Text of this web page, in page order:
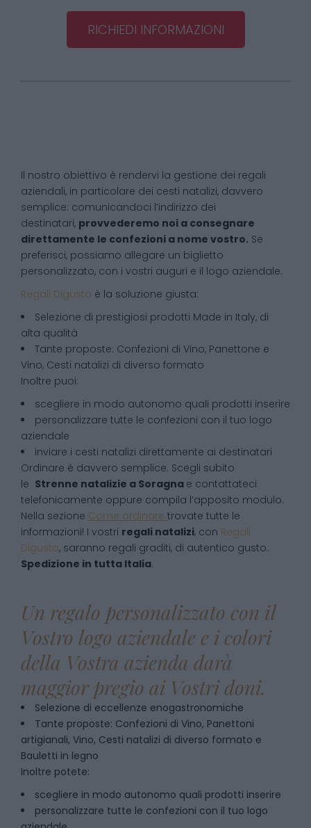
RICHIEDI INFORMAZIONI
Il nostro obiettivo è rendervi la gestione dei regali
aziendali, in particolare dei cesti natalizi, davvero
semplice: comunicandoci l’indirizzo dei
destinatari, provvederemo noi a consegnare
direttamente le confezioni a nome vostro. Se
preferisci, possiamo allegare un biglietto
personalizzato, con i vostri auguri e il logo aziendale.
Regali Digusto è la soluzione giusta:
Selezione di prestigiosi prodotti Made in Italy, di
alta qualità
Tante proposte: Confezioni di Vino, Panettone e
Vino, Cesti natalizi di diverso formato
Inoltre puoi:
scegliere in modo autonomo quali prodotti inserire
personalizzare tutte le confezioni con il tuo logo
aziendale
inviare i cesti natalizi direttamente ai destinatari
Ordinare è davvero semplice. Scegli subito
le Strenne natalizie a Soragna e contattateci
telefonicamente oppure compila l’apposito modulo.
Nella sezione Come ordinare trovate tutte le
informazioni! I vostri regali natalizi, con Regali
Digusto, saranno regali graditi, di autentico gusto.
Spedizione in tutta Italia.
Un regalo personalizzato con il
Vostro logo aziendale e i colori
della Vostra azienda darà
maggior pregio ai Vostri doni.
Selezione di eccellenze enogastronomiche
Tante proposte: Confezioni di Vino, Panettoni
artigianali, Vino, Cesti natalizi di diverso formato e
Bauletti in legno
Inoltre potete:
scegliere in modo autonomo quali prodotti inserire
personalizzare tutte le confezioni con il tuo logo